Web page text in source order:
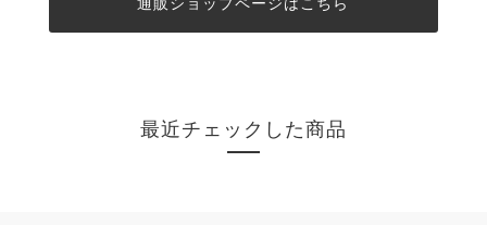
最近チェックした商品